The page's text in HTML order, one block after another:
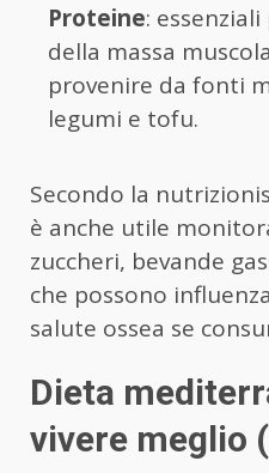
Proteine:
della massa
provenire da fonti
legumi e tofu.
Secondo la
è anche utile
zuccheri, bevande
che possono
salute ossea se
Dieta
vivere meglio